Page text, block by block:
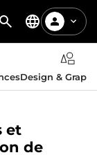
Design &
et
de